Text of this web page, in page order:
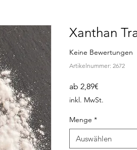
Xanthan
Keine Bewertungen
Artikelnummer: 2672
ab 2,89€
Preis
inkl. MwSt.
Menge *
Auswählen